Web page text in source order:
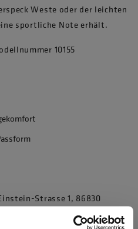
Weste oder der leichten
sportliche Note erhält.
10155
Strasse 1, 86830